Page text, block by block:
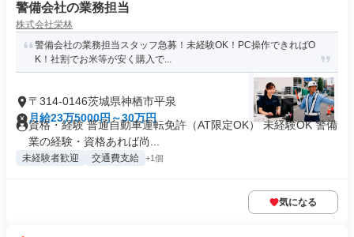
警備会社の業務担当
株式会社栄林
警備会社の業務担当スタッフ急募！未経験OK！PC操作できればO
K！社割でお米等が安く購入で...
〒314-0146茨城県神栖市平泉
月給23万5000円～30万円
資格・経験 普通自動車運転免許（AT限定OK） 未経験OK 警備
業の経験・資格あれば尚...
未経験者歓迎 交通費支給 +1個
気になる